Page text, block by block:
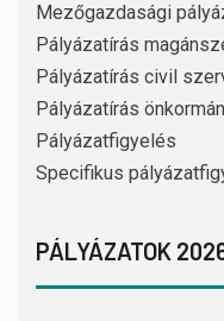
Mezőgazdasági
Pályázatírás
Pályázatírás civil
Pályázatírás
Pályázatfigyelés
Specifikus
PÁLYÁZATOK